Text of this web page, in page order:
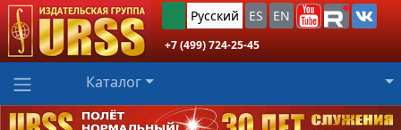
Русский ES EN
+7 (499) 724-25-45
Каталог